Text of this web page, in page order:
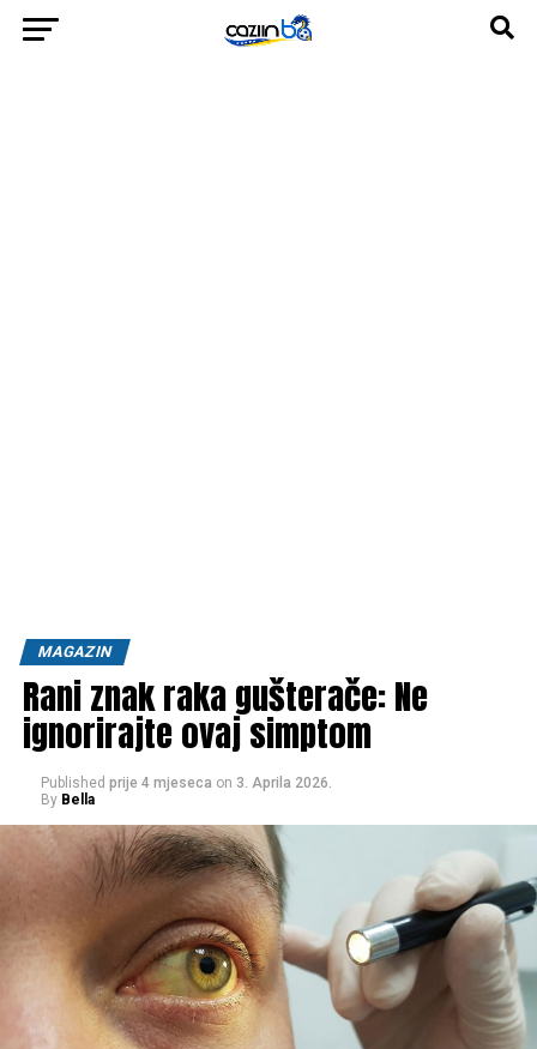
MAGAZIN
Rani znak raka gušterače: Ne
ignorirajte ovaj simptom
Published prije 4 mjeseca on 3. Aprila 2026.
By Bella